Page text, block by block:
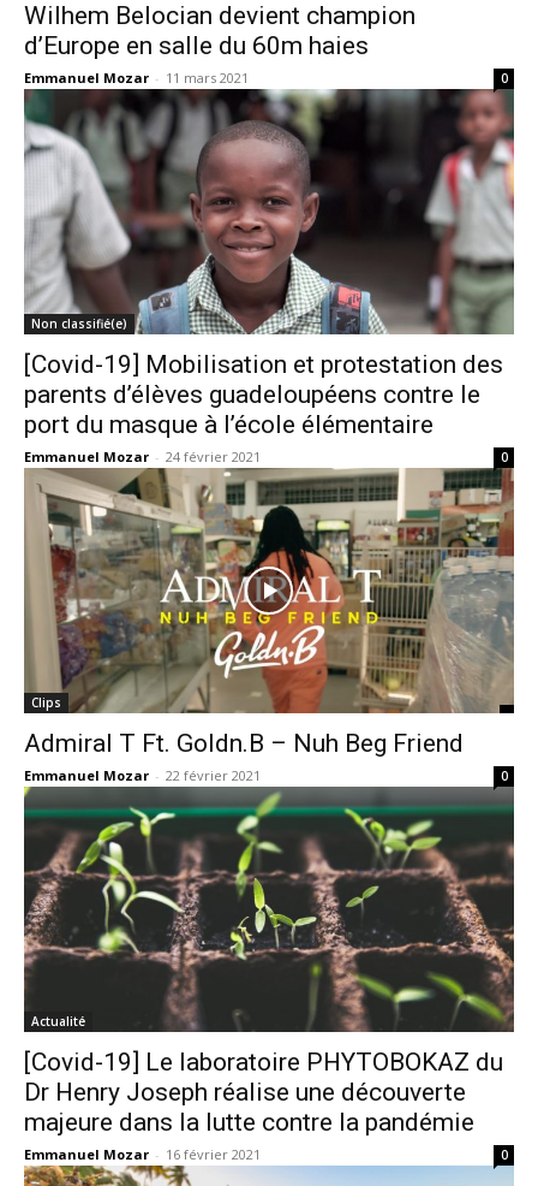
Wilhem Belocian devient champion
d’Europe en salle du 60m haies
Emmanuel Mozar - 11 mars 2021 0
Non classifié(e)
[Covid-19] Mobilisation et protestation des
parents d’élèves guadeloupéens contre le
port du masque à l’école élémentaire
Emmanuel Mozar - 24 février 2021 0
Clips
Admiral T Ft. Goldn.B – Nuh Beg Friend
Emmanuel Mozar - 22 février 2021 0
Actualité
[Covid-19] Le laboratoire PHYTOBOKAZ du
Dr Henry Joseph réalise une découverte
majeure dans la lutte contre la pandémie
Emmanuel Mozar - 16 février 2021 0